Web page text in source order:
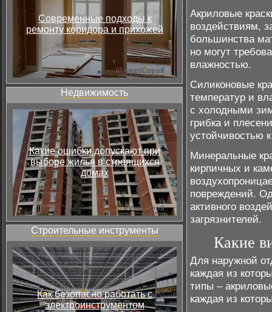
Современные подходы к
ремонту коридора и прихожей
Недвижимость
Какие ошибки допускают при
выборе жилья в строящихся
домах
Строительные инструменты
Как безопасно работать с
электроинструментом
Акриловые
воздействиям,
большинства
но могут
влажностью.
Силиконовые
температур и
с холодными
грибка и
устойчивостью
Минеральные
кирпичных и
повреждений.
активного
загрязнителей.
Какие
Для наружной
каждая из
типы –
каждая из